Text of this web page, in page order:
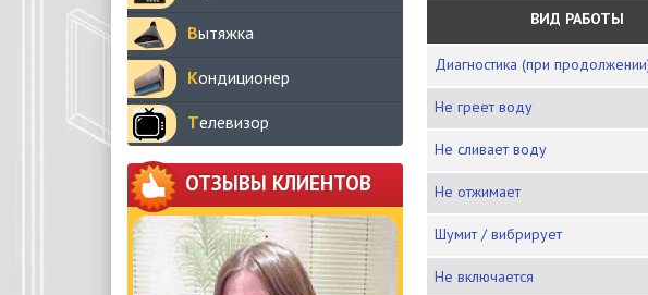
Вытяжка
Кондиционер
Телевизор
ОТЗЫВЫ КЛИЕНТОВ
ВИД РАБОТЫ
Диагностика (при
Не греет воду
Не сливает воду
Не отжимает
Шумит / вибрирует
Не включается